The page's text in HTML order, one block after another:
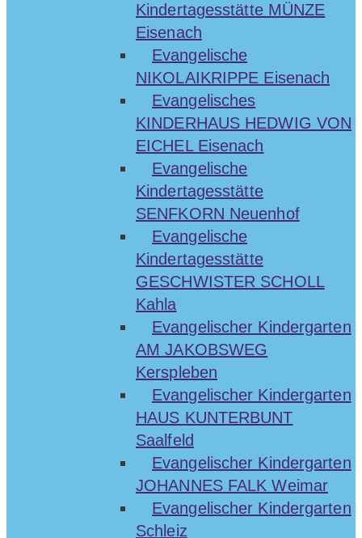
Kindertagesstätte MÜNZE
Eisenach
Evangelische
NIKOLAIKRIPPE Eisenach
Evangelisches
KINDERHAUS HEDWIG VON
EICHEL Eisenach
Evangelische
Kindertagesstätte
SENFKORN Neuenhof
Evangelische
Kindertagesstätte
GESCHWISTER SCHOLL
Kahla
Evangelischer Kindergarten
AM JAKOBSWEG
Kerspleben
Evangelischer Kindergarten
HAUS KUNTERBUNT
Saalfeld
Evangelischer Kindergarten
JOHANNES FALK Weimar
Evangelischer Kindergarten
Schleiz